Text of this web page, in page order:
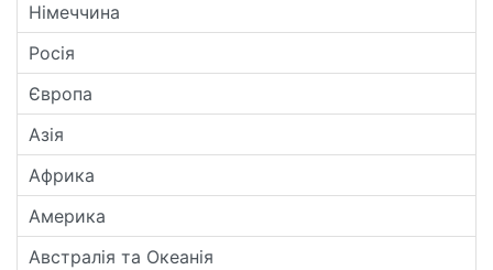
Німеччина
Росія
Європа
Азія
Африка
Америка
Австралія та Океанія